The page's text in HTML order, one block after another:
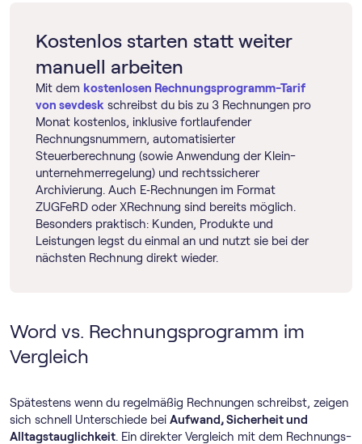
Kostenlos starten statt weiter
manuell arbeiten
Mit dem kostenlosen Rechnungs­programm-Tarif
von sevdesk schreibst du bis zu 3 Rechnungen pro
Monat kostenlos, inklusive fortlaufender
Rechnungsnummern, automatisierter
Steuerberechnung (sowie Anwendung der Klein­
unternehmer­regelung) und rechtssicherer
Archivierung. Auch E‑Rechnungen im Format
ZUGFeRD oder XRechnung sind bereits möglich.
Besonders praktisch: Kunden, Produkte und
Leistungen legst du einmal an und nutzt sie bei der
nächsten Rechnung direkt wieder.
Word vs. Rechnungs­programm im
Vergleich
Spätestens wenn du regelmäßig Rechnungen schreibst, zeigen
sich schnell Unterschiede bei Aufwand, Sicherheit und
Alltagstauglichkeit. Ein direkter Vergleich mit dem Rechnungs­